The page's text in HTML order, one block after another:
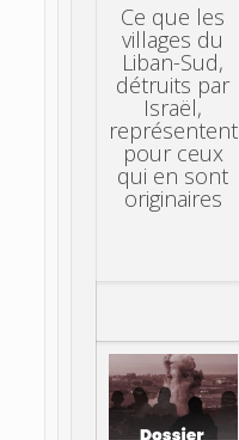
Ce que les
villages du
Liban-Sud,
détruits par
Israël,
représentent
pour ceux
qui en sont
originaires